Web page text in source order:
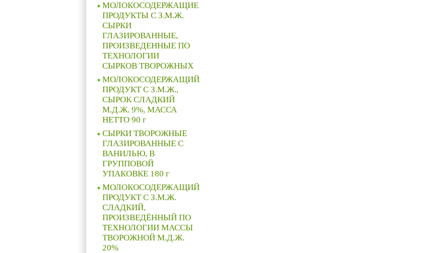
МОЛОКОСОДЕРЖАЩИЕ
ПРОДУКТЫ С З.М.Ж.
СЫРКИ
ГЛАЗИРОВАННЫЕ,
ПРОИЗВЕДЕННЫЕ ПО
ТЕХНОЛОГИИ
СЫРКОВ ТВОРОЖНЫХ
МОЛОКОСОДЕРЖАЩИЙ
ПРОДУКТ С З.М.Ж.,
СЫРОК СЛАДКИЙ
М.Д.Ж. 9%, МАССА
НЕТТО 90 г
СЫРКИ ТВОРОЖНЫЕ
ГЛАЗИРОВАННЫЕ С
ВАНИЛЬЮ, В
ГРУППОВОЙ
УПАКОВКЕ 180 г
МОЛОКОСОДЕРЖАЩИЙ
ПРОДУКТ С З.М.Ж.
СЛАДКИЙ,
ПРОИЗВЕДЁННЫЙ ПО
ТЕХНОЛОГИИ МАССЫ
ТВОРОЖНОЙ М.Д.Ж.
20%